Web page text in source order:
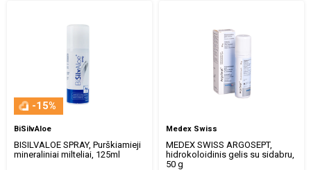
-15%
BiSilvAloe
BISILVALOE SPRAY, Purškiamieji
mineraliniai milteliai, 125ml
Medex Swiss
MEDEX SWISS ARGOSEPT,
hidrokoloidinis gelis su sidabru,
50 g